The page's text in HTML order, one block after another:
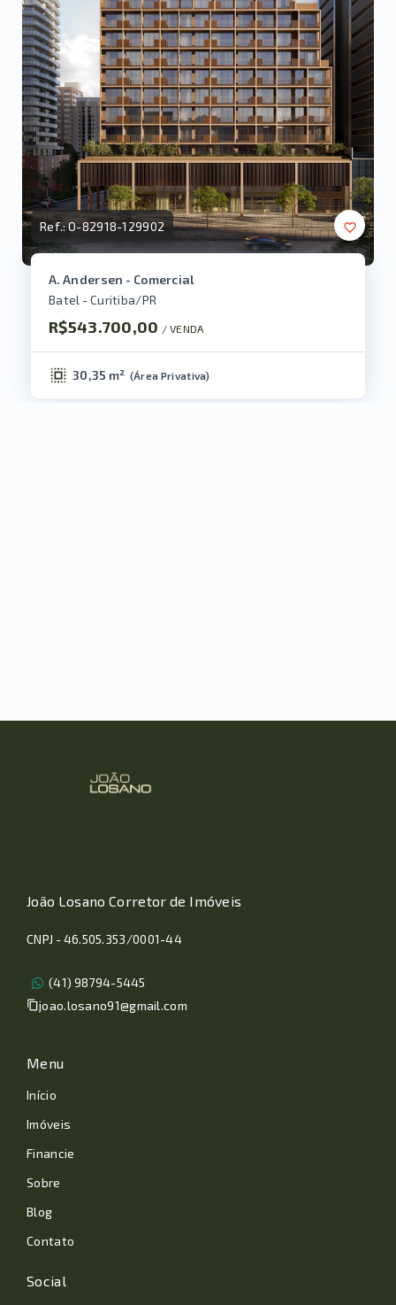
Ref.:O-82918-129902
A. Andersen - Comercial
Batel - Curitiba/PR
R$543.700,00 / VENDA
30,35 m² (Área Privativa)
João Losano Corretor de Imóveis
CNPJ - 46.505.353/0001-44
(41) 98794-5445
joao.losano91@gmail.com
Menu
Início
Imóveis
Financie
Sobre
Blog
Contato
Social